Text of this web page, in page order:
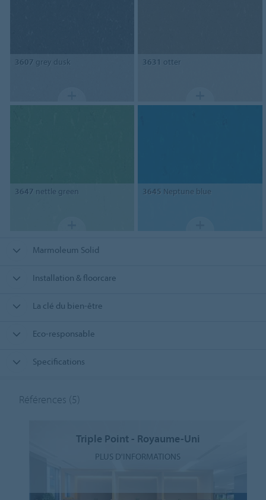
3607 grey dusk 3631 otter
3647 nettle green 3645 Neptune blue
Marmoleum Solid
Installation & floorcare
La clé du bien-être
Eco-responsable
Specifications
Références (5)
Triple Point - Royaume-Uni
PLUS D'INFORMATIONS